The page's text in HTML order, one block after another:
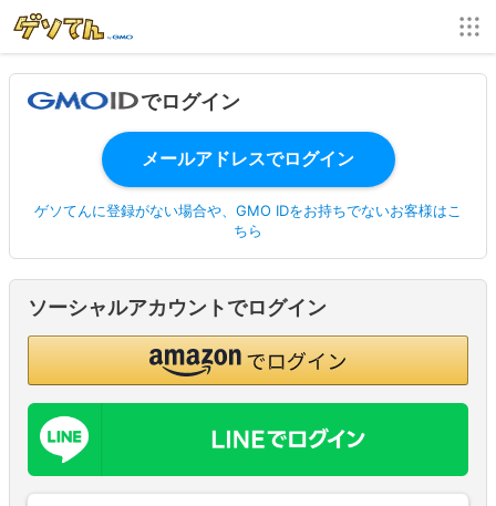
でログイン
ゲソてんに登録がない場合や、GMO IDをお持ちでないお客様はこ
ちら
ソーシャルアカウントでログイン